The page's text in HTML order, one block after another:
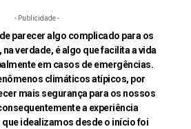
- Publicidade -
parecer algo complicado para os
verdade, é algo que facilita a vida
em casos de emergências.
climáticos atípicos, por
mais segurança para os nossos
a experiência
idealizamos desde o início foi